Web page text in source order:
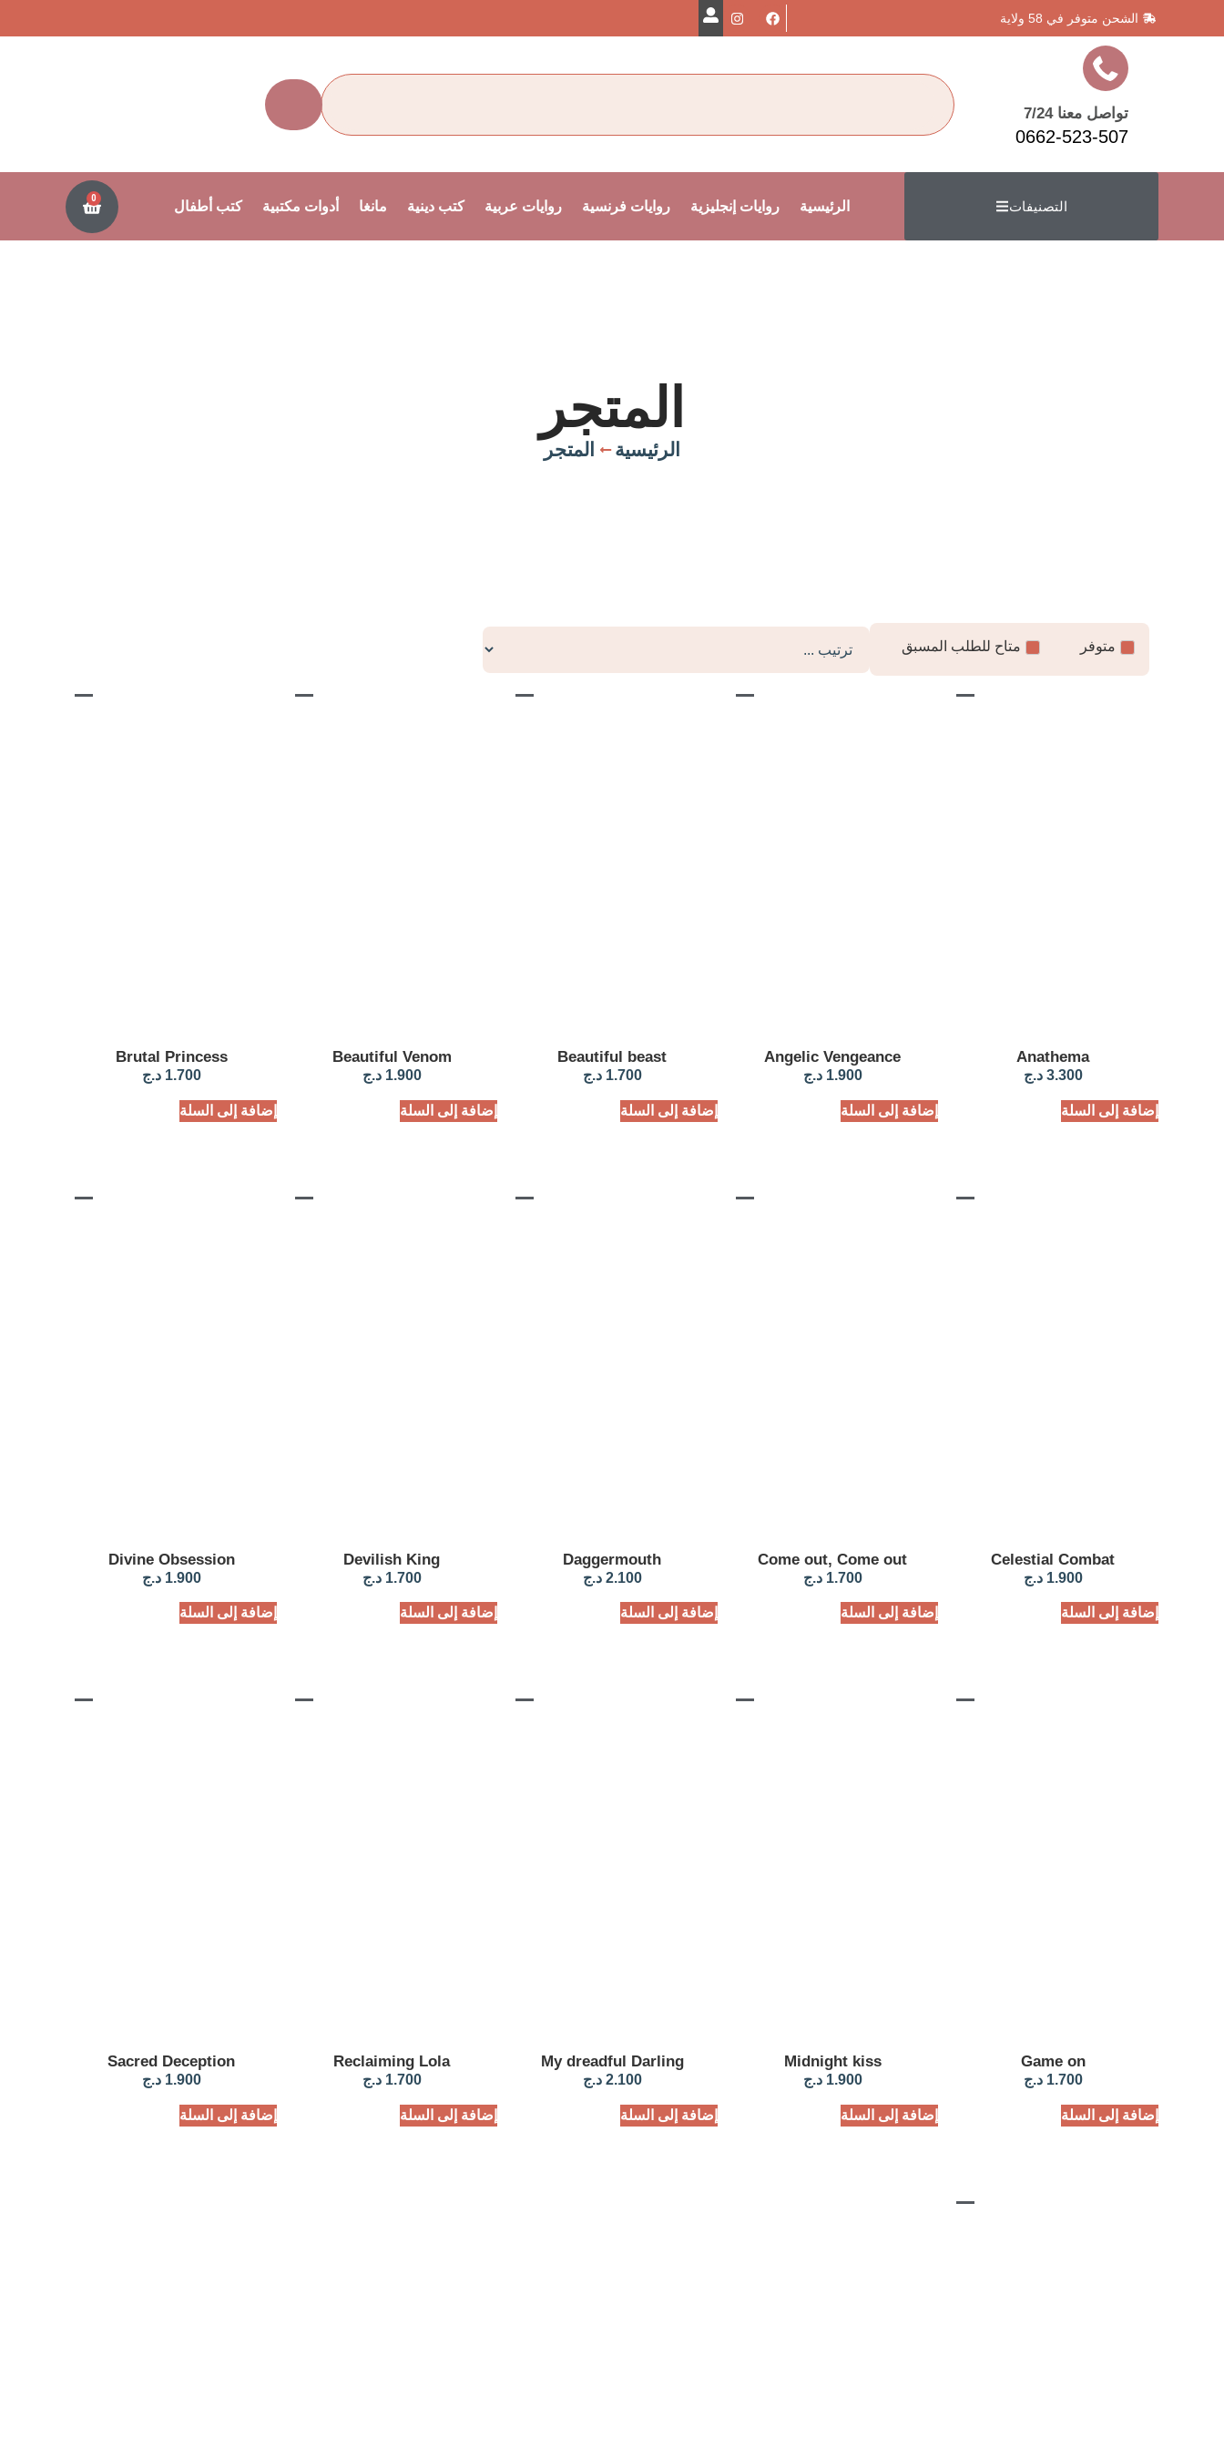
الشحن متوفر في 58 ولاية
تواصل معنا 7/24
0662-523-507
التصنيفات الرئيسية روايات إنجليزية روايات فرنسية روايات عربية كتب دينية مانغا أدوات مكتبية كتب أطفال
0
المتجر
الرئيسية المتجر
متوفر متاح للطلب المسبق
Anathema
3.300 د.ج
إضافة إلى السلة
Angelic Vengeance
1.900 د.ج
إضافة إلى السلة
Beautiful beast
1.700 د.ج
إضافة إلى السلة
Beautiful Venom
1.900 د.ج
إضافة إلى السلة
Brutal Princess
1.700 د.ج
إضافة إلى السلة
Celestial Combat
1.900 د.ج
إضافة إلى السلة
Come out, Come out
1.700 د.ج
إضافة إلى السلة
Daggermouth
2.100 د.ج
إضافة إلى السلة
Devilish King
1.700 د.ج
إضافة إلى السلة
Divine Obsession
1.900 د.ج
إضافة إلى السلة
Game on
1.700 د.ج
إضافة إلى السلة
Midnight kiss
1.900 د.ج
إضافة إلى السلة
My dreadful Darling
2.100 د.ج
إضافة إلى السلة
Reclaiming Lola
1.700 د.ج
إضافة إلى السلة
Sacred Deception
1.900 د.ج
إضافة إلى السلة